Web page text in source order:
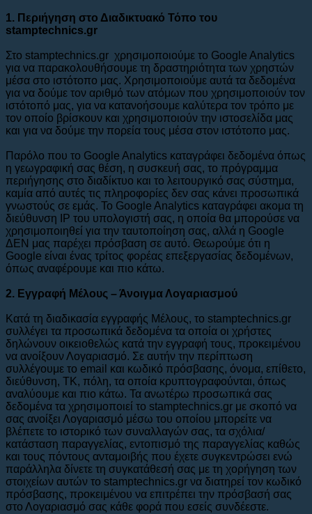
1. Περιήγηση στο Διαδικτυακό Τόπο του
stamptechnics.gr
Στο stamptechnics.gr χρησιμοποιούμε το Google Analytics
για να παρακολουθήσουμε τη δραστηριότητα των χρηστών
μέσα στο ιστότοπο μας. Χρησιμοποιούμε αυτά τα δεδομένα
για να δούμε τον αριθμό των ατόμων που χρησιμοποιούν τον
ιστότοπό μας, για να κατανοήσουμε καλύτερα τον τρόπο με
τον οποίο βρίσκουν και χρησιμοποιούν την ιστοσελίδα μας
και για να δούμε την πορεία τους μέσα στον ιστότοπο μας.
Παρόλο που το Google Analytics καταγράφει δεδομένα όπως
η γεωγραφική σας θέση, η συσκευή σας, το πρόγραμμα
περιήγησης στο διαδίκτυο και το λειτουργικό σας σύστημα,
καμία από αυτές τις πληροφορίες δεν σας κάνει προσωπικά
γνωστούς σε εμάς. Το Google Analytics καταγράφει ακομα τη
διεύθυνση IP του υπολογιστή σας, η οποία θα μπορούσε να
χρησιμοποιηθεί για την ταυτοποίηση σας, αλλά η Google
ΔΕΝ μας παρέχει πρόσβαση σε αυτό. Θεωρούμε ότι η
Google είναι ένας τρίτος φορέας επεξεργασίας δεδομένων,
όπως αναφέρουμε και πιο κάτω.
2. Εγγραφή Μέλους – Άνοιγμα Λογαριασμού
Κατά τη διαδικασία εγγραφής Μέλους, το stamptechnics.gr
συλλέγει τα προσωπικά δεδομένα τα οποία οι χρήστες
δηλώνουν οικειοθελώς κατά την εγγραφή τους, προκειμένου
να ανοίξουν Λογαριασμό. Σε αυτήν την περίπτωση
συλλέγουμε το email και κωδικό πρόσβασης, όνομα, επίθετο,
διεύθυνση, ΤΚ, πόλη, τα οποία κρυπτογραφούνται, όπως
αναλύουμε και πιο κάτω. Τα ανωτέρω προσωπικά σας
δεδομένα τα χρησιμοποιεί το stamptechnics.gr με σκοπό να
σας ανοίξει Λογαριασμό μέσω του οποίου μπορείτε να
βλέπετε το ιστορικό των συναλλαγών σας, τα σχόλια/
κατάσταση παραγγελίας, εντοπισμό της παραγγελίας καθώς
και τους πόντους ανταμοιβής που έχετε συγκεντρώσει ενώ
παράλληλα δίνετε τη συγκατάθεσή σας με τη χορήγηση των
στοιχείων αυτών το stamptechnics.gr να διατηρεί τον κωδικό
πρόσβασης, προκειμένου να επιτρέπει την πρόσβασή σας
στο Λογαριασμό σας κάθε φορά που εσείς συνδέεστε.